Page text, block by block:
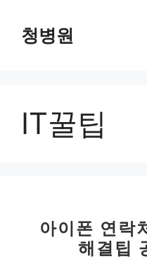
청병원
IT꿀팁
아이폰 연락
해결팁